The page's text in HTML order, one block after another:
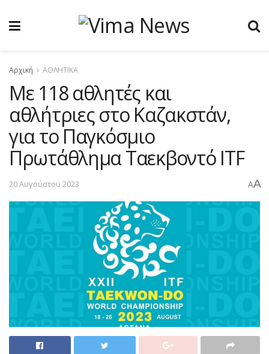
Αρχική ΑΘΛΗΤΙΚΑ
Με 118 αθλητές και
αθλήτριες στο Καζακστάν,
για το Παγκόσμιο
Πρωτάθλημα Ταεκβοντό ITF
20 Αυγούστου 2023 AA